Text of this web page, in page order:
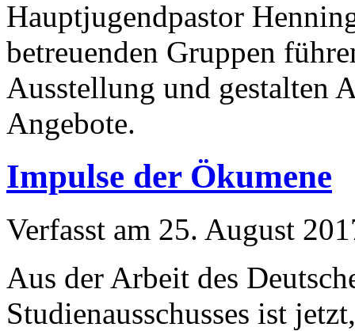
Hauptjugendpastor
betreuenden Gruppen
Ausstellung und gestalten
Angebote.
Impulse der Ökumene
Verfasst am 25. August
Aus der Arbeit des
Studienausschusses ist